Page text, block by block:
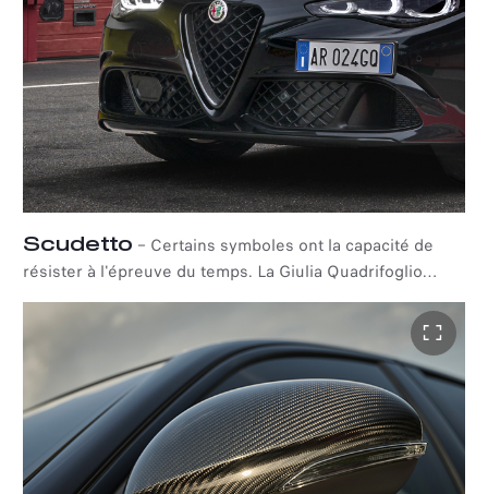
Scudetto – Certains symboles ont la capacité de
résister à l'épreuve du temps. La Giulia Quadrifoglio
Super Sport arbore un séduisant bouclier en V "Scudetto"
en fibre de carbone incarnant son esprit de course et
souligne sa nature sportive, à la manière d'Alfa Romeo.